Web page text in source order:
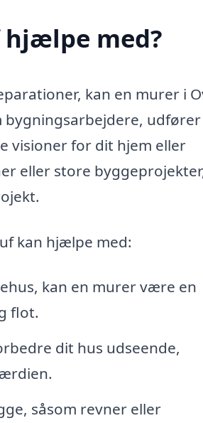
med?
kan en murer i
visioner for dit hjem eller
eller store
kan hjælpe med:
kan en murer være en
flot.
dit hus udseende,
såsom revner eller